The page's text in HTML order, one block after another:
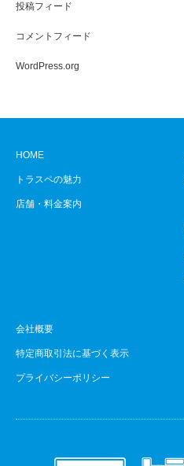
投稿フィード
コメントフィード
WordPress.org
HOME
トラスペの魅力
店舗・料金案内
会社概要
特定商取引法に基づく表示
プライバシーポリシー